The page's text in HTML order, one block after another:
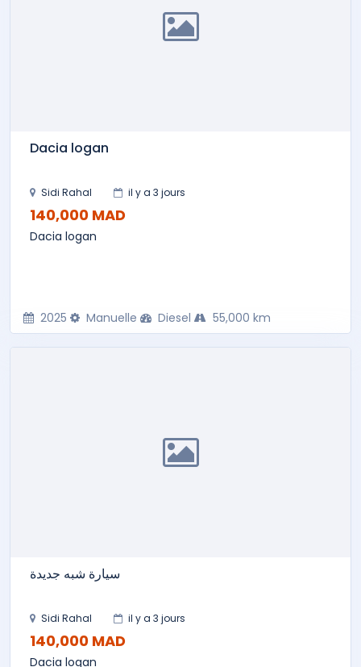
Dacia logan
Sidi Rahal il y a 3 jours
140,000 MAD
Dacia logan
2025 Manuelle Diesel 55,000 km
سيارة شبه جديدة
Sidi Rahal il y a 3 jours
140,000 MAD
Dacia logan